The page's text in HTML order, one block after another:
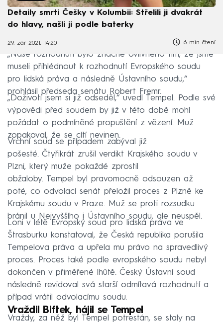
Detaily smrti Češky v Kolumbii: Střelili ji dvakrát
do hlavy, našli ji podle baterky
29. zář 2021, 14:20 6 min čtení
„Naše rozhodnutí bylo značně ovlivněno tím, že jsme
museli přihlédnout k rozhodnutí Evropského soudu
pro lidská práva a následně Ústavního soudu,“
prohlásil předseda senátu Robert Fremr.
„Doživotí jsem si již odseděl,“ uvedl Tempel. Podle své
výpovědi před soudem by již v této době mohl
požádat o podmíněné propuštění z vězení. Muž
zopakoval, že se cítí nevinen.
Vrchní soud se případem zabýval již
pošesté. Čtyřikrát zrušil verdikt Krajského soudu v
Plzni, který muže pokaždé zprostil
obžaloby. Tempel byl pravomocně odsouzen až
poté, co odvolací senát přeložil proces z Plzně ke
Krajskému soudu v Praze. Muž se proti rozsudku
bránil u Nejvyššího i Ústavního soudu, ale neuspěl.
Loni v létě Evropský soud pro lidská práva ve
Štrasburku konstatoval, že Česká republika porušila
Tempelova práva a upřela mu právo na spravedlivý
proces. Proces také podle evropského soudu nebyl
dokončen v přiměřené lhůtě. Český Ústavní soud
následně revidoval svá starší odmítavá rozhodnutí a
případ vrátil odvolacímu soudu.
Vraždil Biftek, hájil se Tempel
Vraždy, za něž byl Tempel potrestán, se staly na